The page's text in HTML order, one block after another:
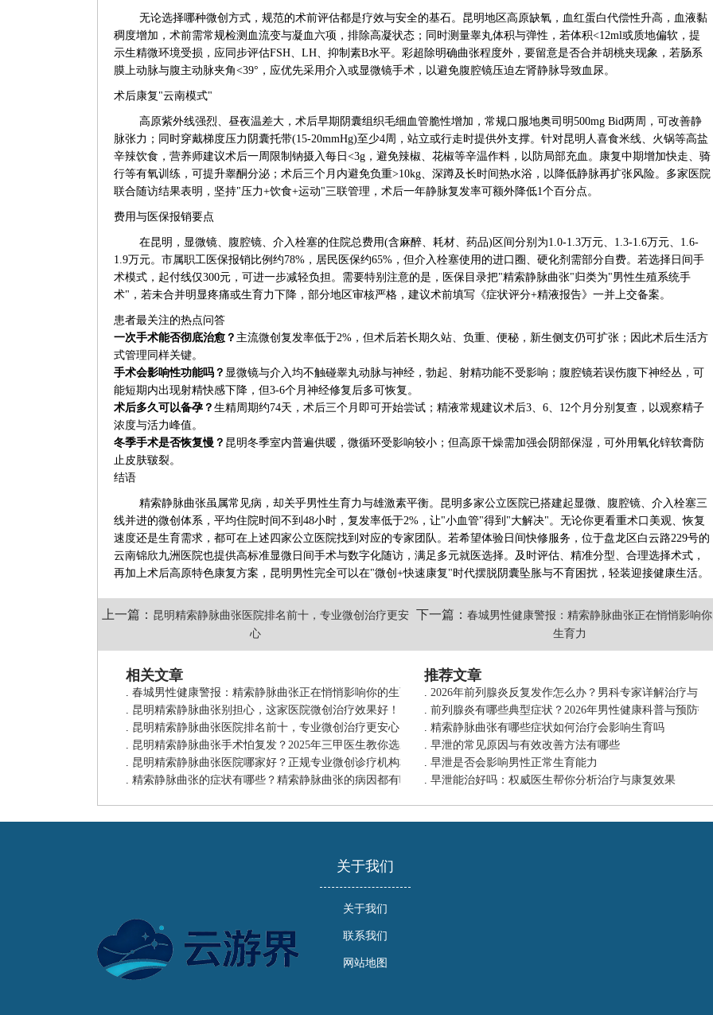
无论选择哪种微创方式，规范的术前评估都是疗效与安全的基石。昆明地区高原缺氧，血红蛋白代偿性升高，血液黏
稠度增加，术前需常规检测血流变与凝血六项，排除高凝状态；同时测量睾丸体积与弹性，若体积<12ml或质地偏软，提
示生精微环境受损，应同步评估FSH、LH、抑制素B水平。彩超除明确曲张程度外，要留意是否合并胡桃夹现象，若肠系
膜上动脉与腹主动脉夹角<39°，应优先采用介入或显微镜手术，以避免腹腔镜压迫左肾静脉导致血尿。
术后康复"云南模式"
高原紫外线强烈、昼夜温差大，术后早期阴囊组织毛细血管脆性增加，常规口服地奥司明500mg Bid两周，可改善静
脉张力；同时穿戴梯度压力阴囊托带(15-20mmHg)至少4周，站立或行走时提供外支撑。针对昆明人喜食米线、火锅等高盐
辛辣饮食，营养师建议术后一周限制钠摄入每日<3g，避免辣椒、花椒等辛温作料，以防局部充血。康复中期增加快走、骑
行等有氧训练，可提升睾酮分泌；术后三个月内避免负重>10kg、深蹲及长时间热水浴，以降低静脉再扩张风险。多家医院
联合随访结果表明，坚持"压力+饮食+运动"三联管理，术后一年静脉复发率可额外降低1个百分点。
费用与医保报销要点
在昆明，显微镜、腹腔镜、介入栓塞的住院总费用(含麻醉、耗材、药品)区间分别为1.0-1.3万元、1.3-1.6万元、1.6-
1.9万元。市属职工医保报销比例约78%，居民医保约65%，但介入栓塞使用的进口圈、硬化剂需部分自费。若选择日间手
术模式，起付线仅300元，可进一步减轻负担。需要特别注意的是，医保目录把"精索静脉曲张"归类为"男性生殖系统手
术"，若未合并明显疼痛或生育力下降，部分地区审核严格，建议术前填写《症状评分+精液报告》一并上交备案。
患者最关注的热点问答
一次手术能否彻底治愈？ 主流微创复发率低于2%，但术后若长期久站、负重、便秘，新生侧支仍可扩张；因此术后生活方
式管理同样关键。
手术会影响性功能吗？ 显微镜与介入均不触碰睾丸动脉与神经，勃起、射精功能不受影响；腹腔镜若误伤腹下神经丛，可
能短期内出现射精快感下降，但3-6个月神经修复后多可恢复。
术后多久可以备孕？ 生精周期约74天，术后三个月即可开始尝试；精液常规建议术后3、6、12个月分别复查，以观察精子
浓度与活力峰值。
冬季手术是否恢复慢？ 昆明冬季室内普遍供暖，微循环受影响较小；但高原干燥需加强会阴部保湿，可外用氧化锌软膏防
止皮肤皲裂。
结语
精索静脉曲张虽属常见病，却关乎男性生育力与雄激素平衡。昆明多家公立医院已搭建起显微、腹腔镜、介入栓塞三
线并进的微创体系，平均住院时间不到48小时，复发率低于2%，让"小血管"得到"大解决"。无论你更看重术口美观、恢复
速度还是生育需求，都可在上述四家公立医院找到对应的专家团队。若希望体验日间快修服务，位于盘龙区白云路229号的
云南锦欣九洲医院也提供高标准显微日间手术与数字化随访，满足多元就医选择。及时评估、精准分型、合理选择术式，
再加上术后高原特色康复方案，昆明男性完全可以在"微创+快速康复"时代摆脱阴囊坠胀与不育困扰，轻装迎接健康生活。
上一篇： 昆明精索静脉曲张医院排名前十，专业微创治疗更安
心
下一篇： 春城男性健康警报：精索静脉曲张正在悄悄影响
生育力
相关文章
. 春城男性健康警报：精索静脉曲张正在悄悄影响你的生育力
. 昆明精索静脉曲张别担心，这家医院微创治疗效果好！
. 昆明精索静脉曲张医院排名前十，专业微创治疗更安心
. 昆明精索静脉曲张手术怕复发？2025年三甲医生教你选对术式，少走弯路
. 昆明精索静脉曲张医院哪家好？正规专业微创诊疗机构权威推荐
. 精索静脉曲张的症状有哪些？精索静脉曲张的病因都有哪些？
推荐文章
. 2026年前列腺炎反复发作怎么办？男科专家详解治疗与日
. 前列腺炎有哪些典型症状？2026年男性健康科普与预防指
. 精索静脉曲张有哪些症状如何治疗会影响生育吗
. 早泄的常见原因与有效改善方法有哪些
. 早泄是否会影响男性正常生育能力
. 早泄能治好吗：权威医生帮你分析治疗与康复效果
关于我们
关于我们
联系我们
网站地图